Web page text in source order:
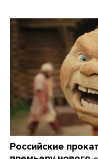
Российские